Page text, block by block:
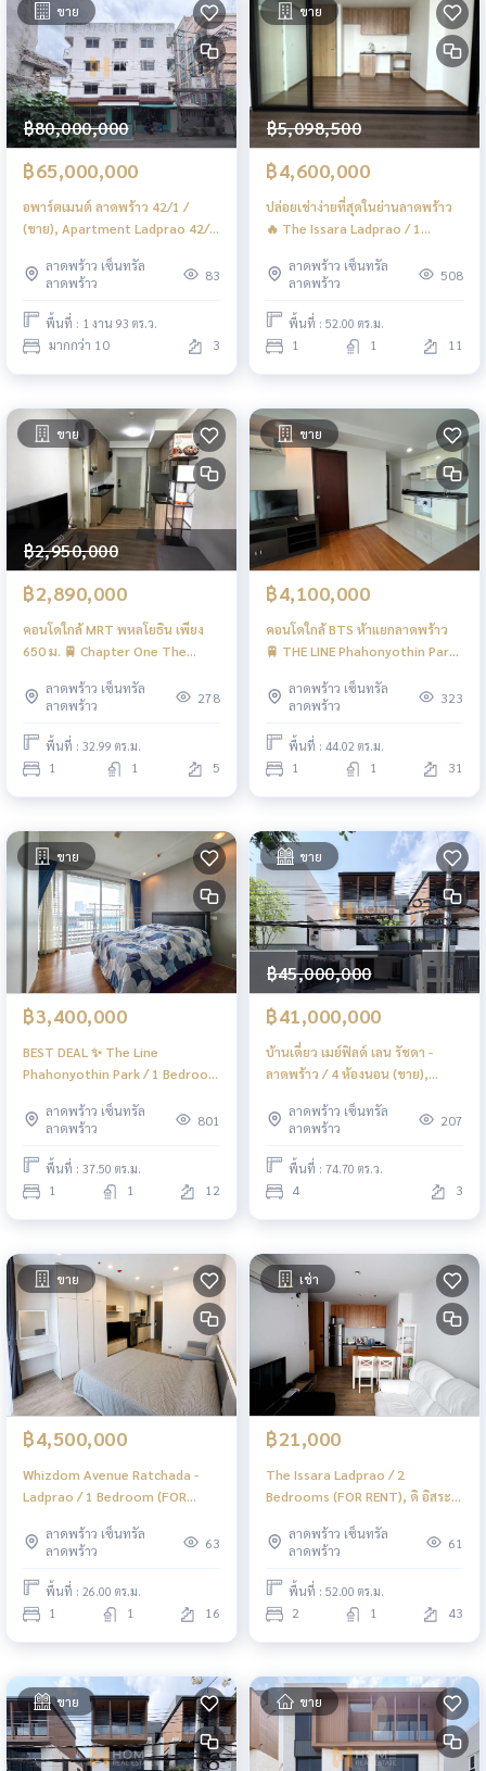
ขาย
฿80,000,000
฿65,000,000
อพาร์ตเมนต์ ลาดพร้าว 42/1 /
(ขาย), Apartment Ladprao 42/1
ลาดพร้าว เซ็นทรัล
ลาดพร้าว
83
พื้นที่ : 1 งาน 93 ตร.ว.
มากกว่า 10 3
ขาย
฿5,098,500
฿4,600,000
ปล่อยเช่าง่ายที่สุดในย่านลาดพร้าว
🔥 The Issara Ladprao / 1
ลาดพร้าว / 1 ห้องนอน (ขาย)
PINP128
ลาดพร้าว เซ็นทรัล
ลาดพร้าว
508
พื้นที่ : 52.00 ตร.ม.
1 1 11
ขาย
฿2,950,000
฿2,890,000
คอนโดใกล้ MRT พหลโยธิน เพียง
650 ม. 🚆 Chapter One The
(SALE WITH TENENT), แชปเตอร์
วัน เดอะแคมปัส ลาดพร้าว 1 / 1
ห้องนอน (ขายพร้อมผู้เช่า)
JSMN067
ลาดพร้าว เซ็นทรัล
ลาดพร้าว
278
พื้นที่ : 32.99 ตร.ม.
1 1 5
ขาย
฿4,100,000
คอนโดใกล้ BTS ห้าแยกลาดพร้าว
🚆 THE LINE Phahonyothin Park
TENENT), เดอะ ไลน์ พหลโยธิน
พาร์ค / 1 ห้องนอน (ขายพร้อมผู้เช่า)
JSMN044
ลาดพร้าว เซ็นทรัล
ลาดพร้าว
323
พื้นที่ : 44.02 ตร.ม.
1 1 31
ขาย
฿3,400,000
BEST DEAL ✨ The Line
Phahonyothin Park / 1 Bedroom
พาร์ค / 1 ห้องนอน (ขาย) PINP132
ลาดพร้าว เซ็นทรัล
ลาดพร้าว
801
พื้นที่ : 37.50 ตร.ม.
1 1 12
ขาย
฿45,000,000
฿41,000,000
บ้านเดี่ยว เมย์ฟิลด์ เลน รัชดา -
ลาดพร้าว / 4 ห้องนอน (ขาย),
Ladprao / Detached House 4
Bedrooms (FOR SALE) TPM389
ลาดพร้าว เซ็นทรัล
ลาดพร้าว
207
พื้นที่ : 74.70 ตร.ว.
4 3
ขาย
฿4,500,000
Whizdom Avenue Ratchada -
Ladprao / 1 Bedroom (FOR
ลาดพร้าว / 1 ห้องนอน (ขาย)
JSMN397
ลาดพร้าว เซ็นทรัล
ลาดพร้าว
63
พื้นที่ : 26.00 ตร.ม.
1 1 16
เช่า
฿21,000
The Issara Ladprao / 2
Bedrooms (FOR RENT), ดิ อิสระ
JSMN414
ลาดพร้าว เซ็นทรัล
ลาดพร้าว
61
พื้นที่ : 52.00 ตร.ม.
2 1 43
ขาย ขาย